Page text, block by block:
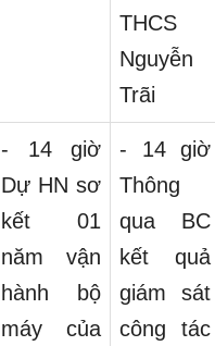
THCS
Nguyễn
Trãi
- 14 giờ
Dự HN sơ
kết 01
năm vận
hành bộ
máy của
- 14 giờ
Thông
qua BC
kết quả
giám sát
công tác